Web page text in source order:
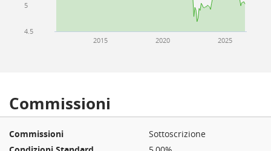
2015 2020 2025
4.5
5
Commissioni
Sottoscrizione